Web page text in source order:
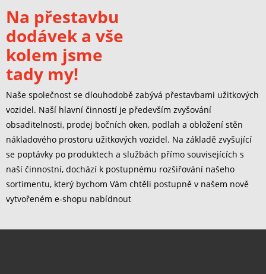
Na přestavbu
dodávek a vše
kolem jsme
tady my!
Naše společnost se dlouhodobě zabývá přestavbami užitkových
vozidel. Naší hlavní činností je především zvyšování
obsaditelnosti, prodej bočních oken, podlah a obložení stěn
nákladového prostoru užitkových vozidel. Na základě zvyšující
se poptávky po produktech a službách přímo souvisejících s
naší činnostní, dochází k postupnému rozšiřování našeho
sortimentu, který bychom Vám chtěli postupně v našem nově
vytvořeném e-shopu nabídnout